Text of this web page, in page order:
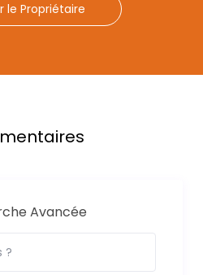
le Propriétaire
Avancée